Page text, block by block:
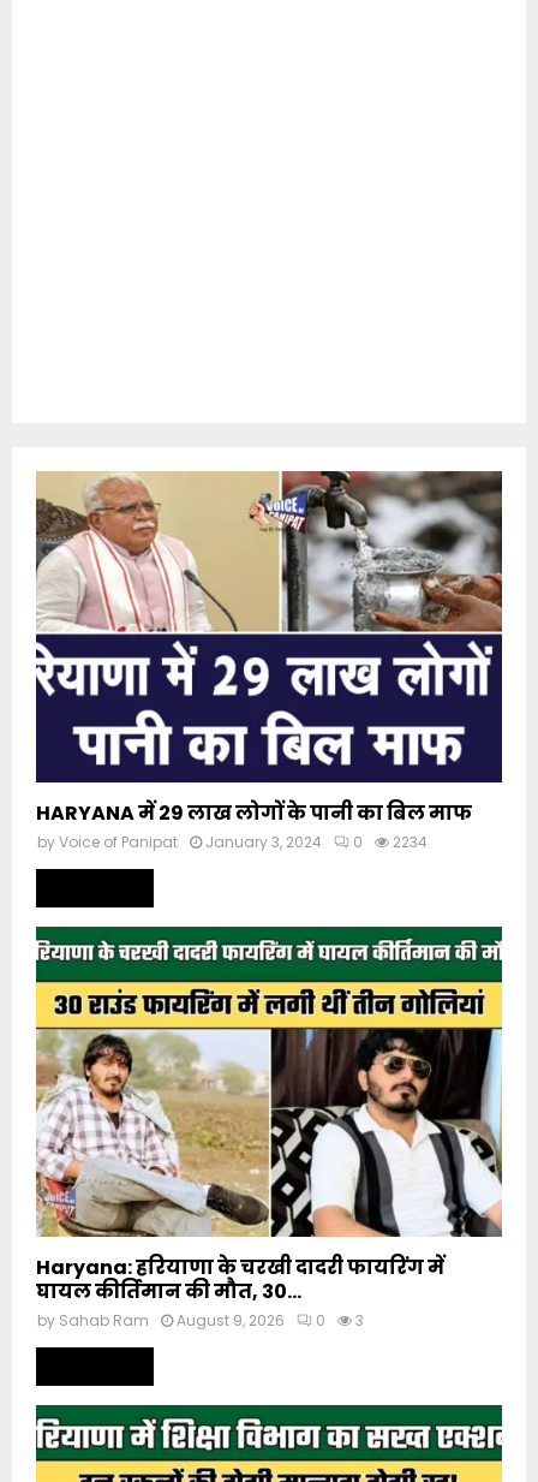
HARYANA में 29 लाख लोगों के पानी का बिल माफ
byVoice of Panipat January 3, 2024 0 2234
Haryana: हरियाणा के चरखी दादरी फायरिंग में
घायल कीर्तिमान की मौत, 30...
by Sahab Ram August 9, 2026 0 3